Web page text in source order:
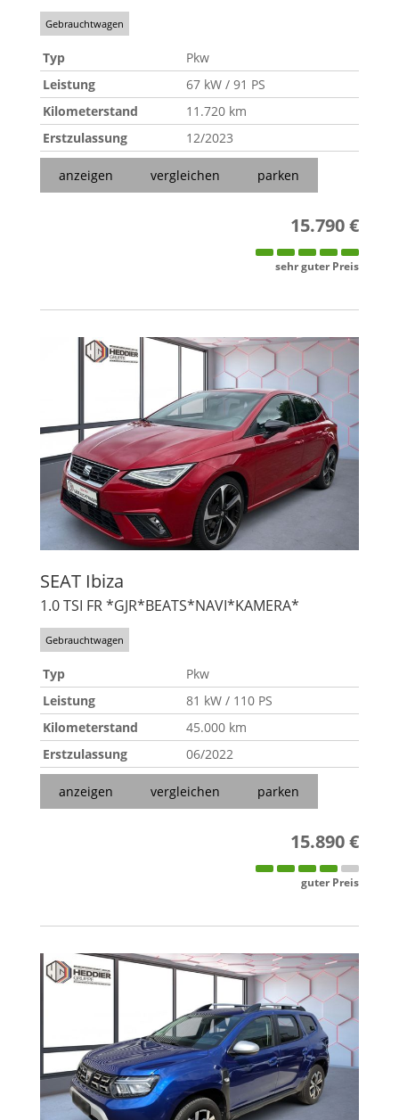
Gebrauchtwagen
Typ
Pkw
Leistung
67 kW / 91 PS
Kilometerstand
11.720 km
Erstzulassung
12/2023
anzeigen vergleichen parken
15.790 €
sehr guter Preis
SEAT Ibiza
1.0 TSI FR *GJR*BEATS*NAVI*KAMERA*
Gebrauchtwagen
Typ
Pkw
Leistung
81 kW / 110 PS
Kilometerstand
45.000 km
Erstzulassung
06/2022
anzeigen vergleichen parken
15.890 €
guter Preis